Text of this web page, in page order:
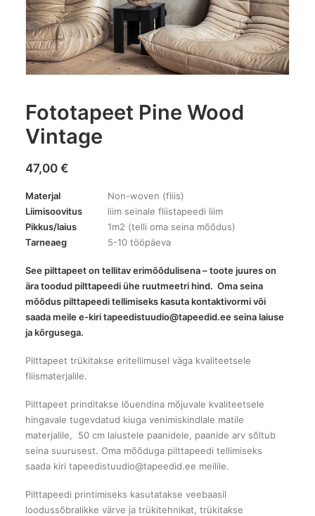
Fototapeet Pine Wood
Vintage
47,00 €
Materjal
Non-woven (fliis)
Liimisoovitus
liim seinale fliistapeedi liim
Pikkus/laius
1m2 (telli oma seina mõõdus)
Tarneaeg
5-10 tööpäeva
See pilttapeet on tellitav erimõõdulisena – toote juures on
ära toodud pilttapeedi ühe ruutmeetri hind. Oma seina
mõõdus pilttapeedi tellimiseks kasuta kontaktivormi või
saada meile e-kiri tapeedistuudio@tapeedid.ee seina laiuse
ja kõrgusega.
Pilttapeet trükitakse eritellimusel väga kvaliteetsele
fliismaterjalile.
Pilttapeet prinditakse lõuendina mõjuvale kvaliteetsele
hingavale tugevdatud kiuga venimiskindlale matile
materjalile, 50 cm laiustele paanidele, paanide arv sõltub
seina suurusest. Oma mõõduga pilttapeedi tellimiseks
saada kiri tapeedistuudio@tapeedid.ee meilile.
Pilttapeedi printimiseks kasutatakse veebaasil
loodussõbralikke värve ja trükitehnikat, trükitakse